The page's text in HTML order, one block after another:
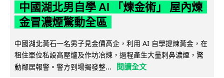
中國湖北男自學 AI 「煉金術」 屋內煉
金冒濃煙驚動全區
中國湖北黃石一名男子見金價高企，利用 AI 自學提煉黃金，在
租住單位私設高壓爐及作坊冶煉，過程產生大量刺鼻濃煙，驚
動鄰居報警。警方到場揭發整...
閱讀全文